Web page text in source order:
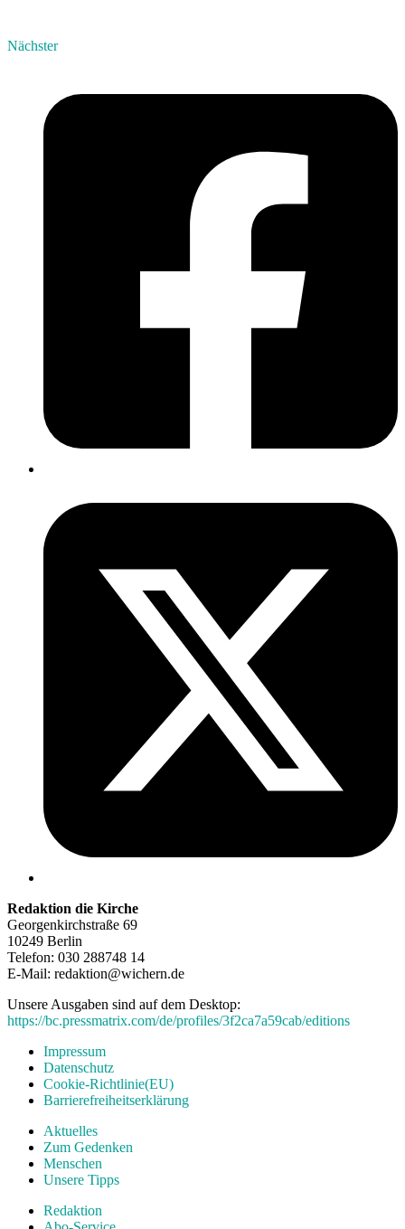
Nächster
Redaktion die Kirche
Georgenkirchstraße 69
10249 Berlin
Telefon: 030 288748 14
E-Mail: redaktion@wichern.de
Unsere Ausgaben sind auf dem Desktop:
https://bc.pressmatrix.com/de/profiles/3f2ca7a59cab/editions
Impressum
Datenschutz
Cookie-Richtlinie(EU)
Barrierefreiheitserklärung
Aktuelles
Zum Gedenken
Menschen
Unsere Tipps
Redaktion